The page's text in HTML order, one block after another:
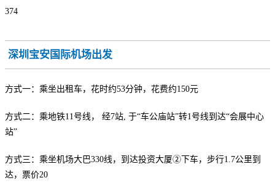
374
深圳宝安国际机场出发
方式一：乘坐出租车，花时约53分钟，花费约150元
方式二：乘地铁11号线， 经7站, 于“车公庙站”转1号线到达“会展中心
站”
方式三：乘坐机场大巴330线，到达投资大厦②下车，步行1.7公里到
达，票价20